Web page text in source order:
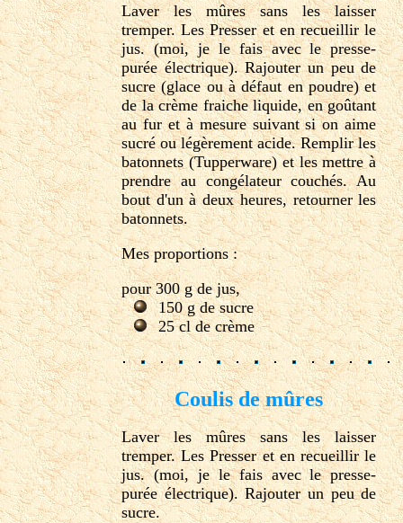
Laver les mûres sans les laisser
tremper. Les Presser et en recueillir le
jus. (moi, je le fais avec le presse-
purée électrique). Rajouter un peu de
sucre (glace ou à défaut en poudre) et
de la crème fraiche liquide, en goûtant
au fur et à mesure suivant si on aime
sucré ou légèrement acide. Remplir les
batonnets (Tupperware) et les mettre à
prendre au congélateur couchés. Au
bout d'un à deux heures, retourner les
batonnets.
Mes proportions :
pour 300 g de jus,
150 g de sucre
25 cl de crème
Coulis de mûres
Laver les mûres sans les laisser
tremper. Les Presser et en recueillir le
jus. (moi, je le fais avec le presse-
purée électrique). Rajouter un peu de
sucre.